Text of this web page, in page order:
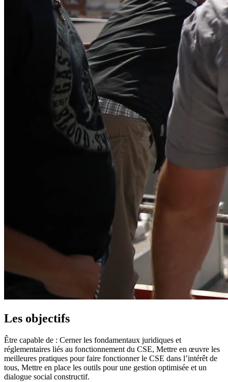
Les objectifs
Être capable de : Cerner les fondamentaux juridiques et
réglementaires liés au fonctionnement du CSE, Mettre en œuvre les
meilleures pratiques pour faire fonctionner le CSE dans l’intérêt de
tous, Mettre en place les outils pour une gestion optimisée et un
dialogue social constructif.